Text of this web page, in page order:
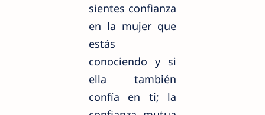
sientes confianza
en la mujer que
estás
conociendo y si
ella también
confía en ti; la